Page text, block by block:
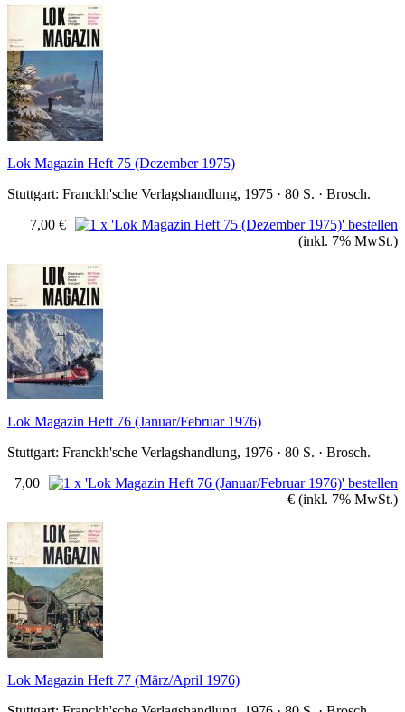
Lok Magazin Heft 75 (Dezember 1975)
Stuttgart: Franckh'sche Verlagshandlung, 1975 · 80 S. · Brosch.
7,00 €
(inkl. 7% MwSt.)
Lok Magazin Heft 76 (Januar/Februar 1976)
Stuttgart: Franckh'sche Verlagshandlung, 1976 · 80 S. · Brosch.
7,00
€ (inkl. 7% MwSt.)
Lok Magazin Heft 77 (März/April 1976)